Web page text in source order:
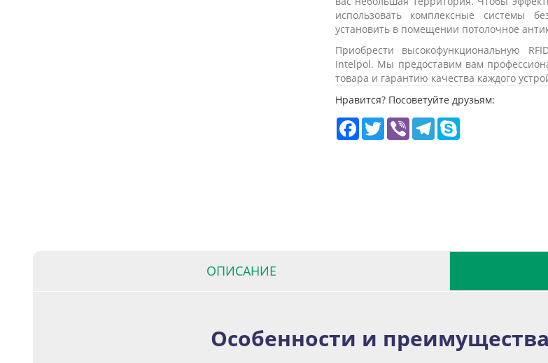
использовать комплексные системы
установить в помещении потолочное
Приобрести высокофункциональную
Intelpol. Мы предоставим вам
товара и гарантию качества каждого
Нравится? Посоветуйте друзьям:
Facebook
TwitterViberTelegram
Skype
ОПИСАНИЕ
Особенности и преимущества